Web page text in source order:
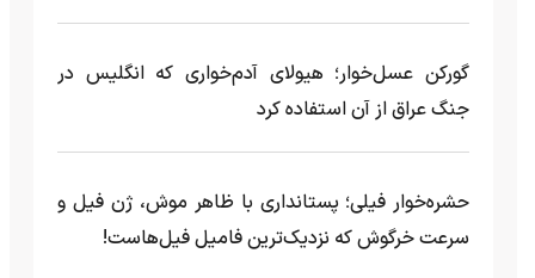
گورکن عسل‌خوار؛ هیولای آدم‌خواری که انگلیس در
جنگ عراق از آن استفاده کرد
حشره‌خوار فیلی؛ پستانداری با ظاهر موش، ژن فیل و
سرعت خرگوش که نزدیک‌ترین فامیل فیل‌هاست!